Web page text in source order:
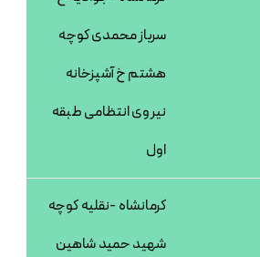
سرباز محمدی کوچه
هشتم خ آشپزخانه
نیروی انتظامی طبقه
اول
کرمانشاه -نقلیه کوچه
شهید حمید شاهین